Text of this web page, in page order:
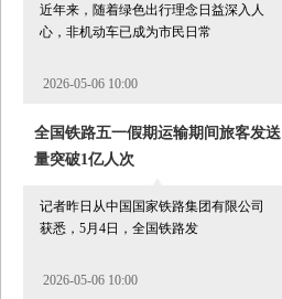
近年来，随着绿色出行理念日益深入人
心，非机动车已成为市民日常
2026-05-06 10:00
全国铁路五一假期运输期间旅客发送
量突破1亿人次
记者昨日从中国国家铁路集团有限公司
获悉，5月4日，全国铁路发
2026-05-06 10:00